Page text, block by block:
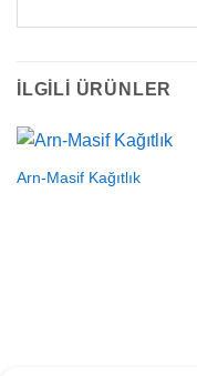
İLGILI ÜRÜNLER
Arn-Masif Kağıtlık